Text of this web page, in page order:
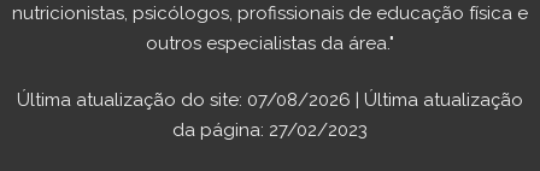
nutricionistas, psicólogos, profissionais de educação física e
outros especialistas da área."
Última atualização do site: 07/08/2026 | Última atualização
da página: 27/02/2023